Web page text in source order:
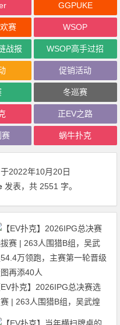
GGPUKE
赛 WSOP
战报 WSOP高手过招
促销活动
冬巡赛
正EV之路
赛 蜗牛扑克
2022年10月20日
发表，共 2551 字。
EV扑克】2026IPG总决赛选
| 263人围猎B组，吴武煌
万领跑，主赛第一轮晋级版